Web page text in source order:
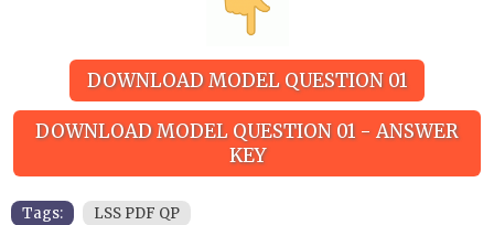
DOWNLOAD MODEL QUESTION 01
DOWNLOAD MODEL QUESTION 01 - ANSWER
KEY
Tags: LSS PDF QP